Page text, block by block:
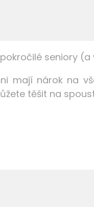
seniory
mají nárok na
těšit na